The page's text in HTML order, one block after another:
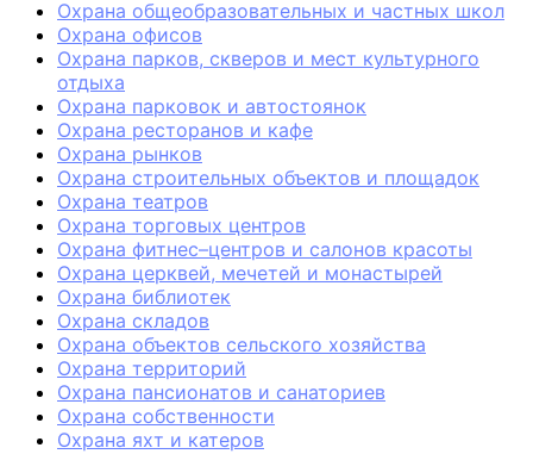
Охрана общеобразовательных и частных школ
Охрана офисов
Охрана парков, скверов и мест культурного
отдыха
Охрана парковок и автостоянок
Охрана ресторанов и кафе
Охрана рынков
Охрана строительных объектов и площадок
Охрана театров
Охрана торговых центров
Охрана фитнес–центров и салонов красоты
Охрана церквей, мечетей и монастырей
Охрана библиотек
Охрана складов
Охрана объектов сельского хозяйства
Охрана территорий
Охрана пансионатов и санаториев
Охрана собственности
Охрана яхт и катеров